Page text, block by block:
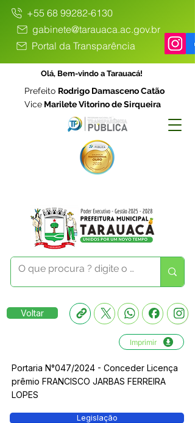
+55 68 99282-6130
gabinete@tarauaca.ac.gov.br
Portal da Transparência
Olá, Bem-vindo a Tarauacá!
Prefeito Rodrigo Damasceno Catão
Vice Marilete Vitorino de Sirqueira
Voltar
Imprimir
Portaria N°047/2024 - Conceder Licença
prêmio FRANCISCO JARBAS FERREIRA
LOPES
Legislação